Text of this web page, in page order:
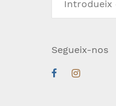
Segueix-nos